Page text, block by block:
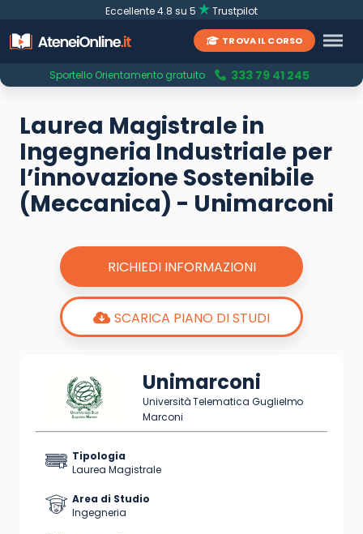
Eccellente 4.8 su 5 Trustpilot
TROVA IL CORSO
Sportello Orientamento gratuito 333 79 41 245
Laurea Magistrale in
Ingegneria Industriale per
l’innovazione Sostenibile
(Meccanica) - Unimarconi
RICHIEDI INFORMAZIONI
SCARICA PIANO DI STUDI
Unimarconi
Università Telematica Guglielmo
Marconi
Tipologia
Laurea Magistrale
Area di Studio
Ingegneria